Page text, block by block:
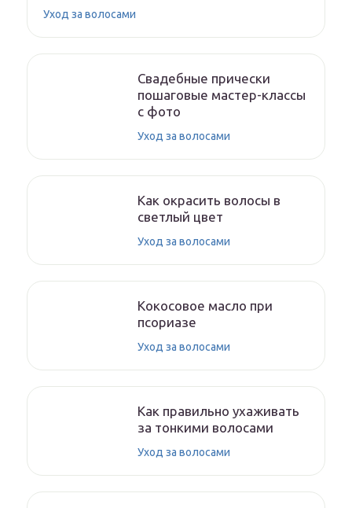
Уход за волосами
Свадебные прически
пошаговые мастер-классы
с фото
Уход за волосами
Как окрасить волосы в
светлый цвет
Уход за волосами
Кокосовое масло при
псориазе
Уход за волосами
Как правильно ухаживать
за тонкими волосами
Уход за волосами